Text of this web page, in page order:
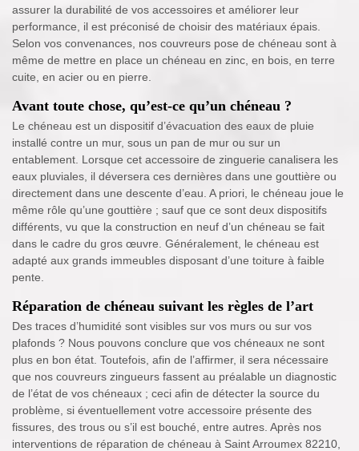
assurer la durabilité de vos accessoires et améliorer leur
performance, il est préconisé de choisir des matériaux épais.
Selon vos convenances, nos couvreurs pose de chéneau sont à
même de mettre en place un chéneau en zinc, en bois, en terre
cuite, en acier ou en pierre.
Avant toute chose, qu’est-ce qu’un chéneau ?
Le chéneau est un dispositif d’évacuation des eaux de pluie
installé contre un mur, sous un pan de mur ou sur un
entablement. Lorsque cet accessoire de zinguerie canalisera les
eaux pluviales, il déversera ces dernières dans une gouttière ou
directement dans une descente d’eau. A priori, le chéneau joue le
même rôle qu’une gouttière ; sauf que ce sont deux dispositifs
différents, vu que la construction en neuf d’un chéneau se fait
dans le cadre du gros œuvre. Généralement, le chéneau est
adapté aux grands immeubles disposant d’une toiture à faible
pente.
Réparation de chéneau suivant les règles de l’art
Des traces d’humidité sont visibles sur vos murs ou sur vos
plafonds ? Nous pouvons conclure que vos chéneaux ne sont
plus en bon état. Toutefois, afin de l’affirmer, il sera nécessaire
que nos couvreurs zingueurs fassent au préalable un diagnostic
de l’état de vos chéneaux ; ceci afin de détecter la source du
problème, si éventuellement votre accessoire présente des
fissures, des trous ou s’il est bouché, entre autres. Après nos
interventions de réparation de chéneau à Saint Arroumex 82210,